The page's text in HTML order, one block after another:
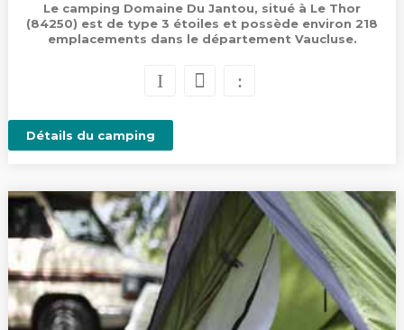
Le camping Domaine Du Jantou, situé à Le Thor
(84250) est de type 3 étoiles et possède environ 218
emplacements dans le département Vaucluse.
Détails du camping